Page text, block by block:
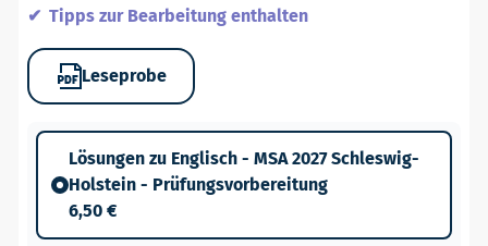
Tipps zur Bearbeitung enthalten
Leseprobe
Lösungen zu Englisch - MSA 2027 Schleswig-
Holstein - Prüfungsvorbereitung
6,50 €